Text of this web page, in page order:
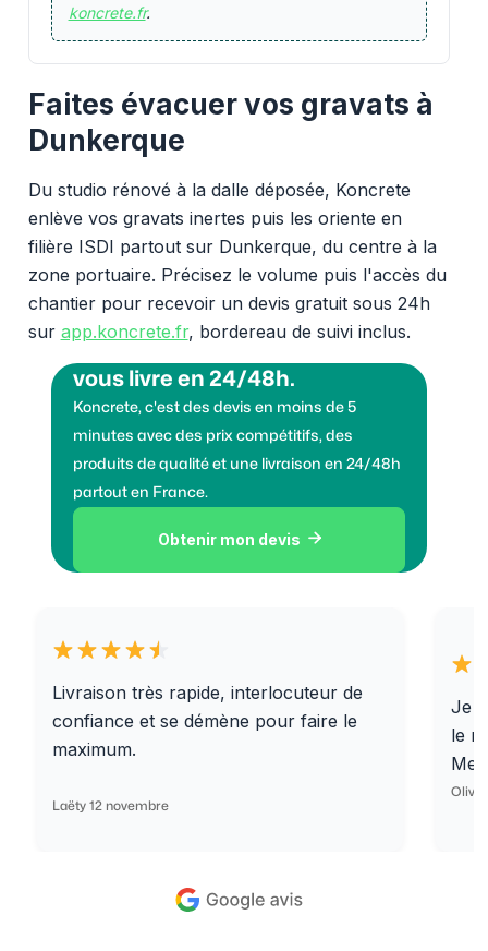
koncrete.fr.
Faites évacuer vos gravats à
Dunkerque
Du studio rénové à la dalle déposée, Koncrete
enlève vos gravats inertes puis les oriente en
filière ISDI partout sur Dunkerque, du centre à la
zone portuaire. Précisez le volume puis l'accès du
chantier pour recevoir un devis gratuit sous 24h
sur app.koncrete.fr, bordereau de suivi inclus.
vous livre en 24/48h.
Koncrete, c'est des devis en moins de 5
minutes avec des prix compétitifs, des
produits de qualité et une livraison en 24/48h
partout en France.
Obtenir mon devis 
Livraison très rapide, interlocuteur de
confiance et se démène pour faire le
maximum.
Laëty 12 novembre
Je
le